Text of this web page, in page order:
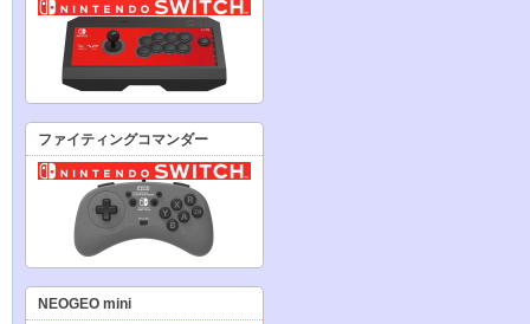
ファイティングコマンダー
NEOGEO mini